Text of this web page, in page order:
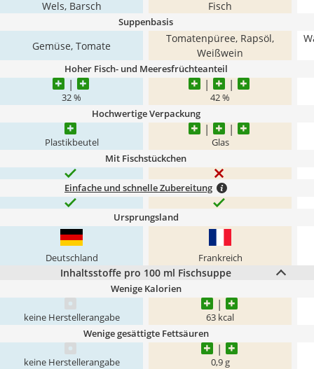
Wels, Barsch Fisch
Suppenbasis
Gemüse, Tomate
Tomatenpüree, Rapsöl,
Weißwein
Hoher Fisch- und Meeresfrüchteanteil
32 % 42 %
Hochwertige Verpackung
Plastikbeutel Glas
Mit Fischstückchen
Einfache und schnelle Zubereitung
Ursprungsland
Deutschland Frankreich
Inhaltsstoffe pro 100 ml Fischsuppe
Wenige Kalorien
keine Herstellerangabe 63 kcal
Wenige gesättigte Fettsäuren
keine Herstellerangabe 0,9 g